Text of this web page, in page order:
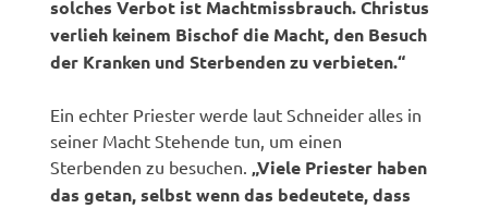
solches Verbot ist Machtmissbrauch. Christus
verlieh keinem Bischof die Macht, den Besuch
der Kranken und Sterbenden zu verbieten.“
Ein echter Priester werde laut Schneider alles in
seiner Macht Stehende tun, um einen
Sterbenden zu besuchen. „Viele Priester haben
das getan, selbst wenn das bedeutete, dass